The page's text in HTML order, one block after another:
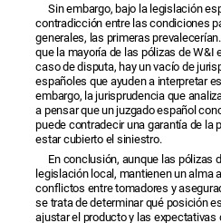
Sin embargo, bajo la legislación
contradicción entre las condiciones
generales, las primeras
que la mayoría de las pólizas de W&I
caso de disputa, hay un vacío de
españoles que ayuden a interpretar
embargo, la jurisprudencia que
a pensar que un juzgado español
puede contradecir una garantía de la
estar cubierto el siniestro.
En conclusión, aunque las pólizas
legislación local, mantienen un alma
conflictos entre tomadores y
se trata de determinar qué posición
ajustar el producto y las expectativas